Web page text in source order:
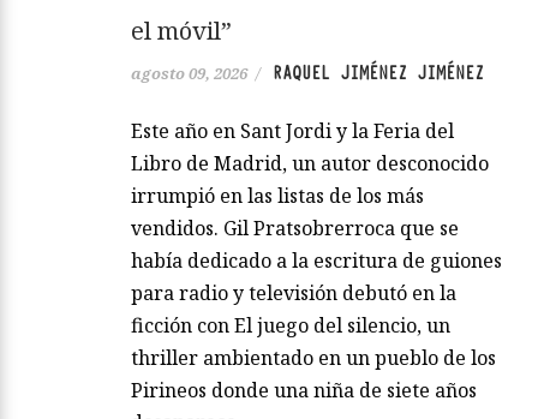
el móvil”
agosto 09, 2026 / RAQUEL JIMÉNEZ JIMÉNEZ
Este año en Sant Jordi y la Feria del
Libro de Madrid, un autor desconocido
irrumpió en las listas de los más
vendidos. Gil Pratsobrerroca que se
había dedicado a la escritura de guiones
para radio y televisión debutó en la
ficción con El juego del silencio, un
thriller ambientado en un pueblo de los
Pirineos donde una niña de siete años